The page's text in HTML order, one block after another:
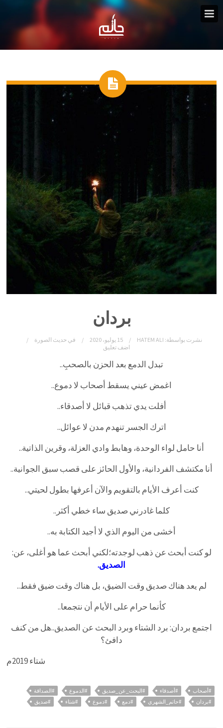
بردان
نشرت بواسطة: HATEM ALI 15 يوليو، 2020 فيحديث الصورة
اضف تعليق
تبدل الدمع بعد الحزن بالصحبِ..
اغمض عيني يسقط أصحاب لا دموع..
أفلت يدي تذهب قبائل لا أصدقاء..
اترك الجسر تنهدم مدن لا عوائل..
أنا حامل لواء الوحدة، وهابط وادي العزلة، وقرين الذاتية..
أنا مكتشف الفردانية، والأول الحائز على قصب سبق الجوانية..
كنت أعرف الأيام بالتقويم والآن أعرفها بطول لحيتي..
كلما غادرني صديق ساء خطي أكثر..
أخشى من اليوم الذي لا أجيد الكتابة به..
لو كنت أبحث عن ذهب لوجدته؛لكني أبحث عما هو أغلى، عن:
الصديق.
لم يعد هناك صديق وقت الضيق، بل هناك وقت ضيق فقط..
كأنما حرام على الأيام أن نتجمعا..
اجتمع بردان: برد الشتاء وبرد البحث عن الصديق..هل من كنف
دافئ؟
شتاء 2019م
#أصحاب #أصدقاء #البحث_عن_صديق #الدموع
#الصداقة
#بردان
#حاتم_الشهري #دمع #دموع #شتاء #صديق